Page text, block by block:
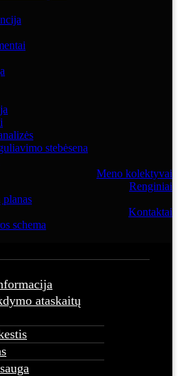
stebėsena
Meno kolektyvai
Renginiai
Kontaktai
schema
ataskaitų